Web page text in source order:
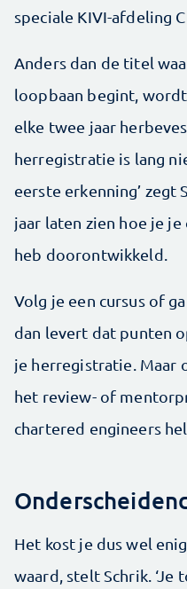
speciale KIVI-afdeling
Anders dan de titel
loopbaan begint,
elke twee jaar
herregistratie is lang
eerste erkenning’ zegt
jaar laten zien hoe je
heb doorontwikkeld.
Volg je een cursus of
dan levert dat punten
je herregistratie. Maar
het review- of
chartered engineers
Het kost je dus wel
waard, stelt Schrik. ‘Je